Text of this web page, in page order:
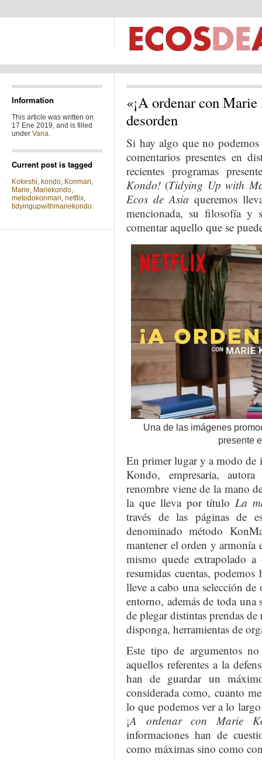
Information
This article was written on
17 Ene 2019, and is filled
under Varia.
Current post is tagged
Kokeshi, kondo, Konmari,
Marie, Mariekondo,
metodokonmari, netflix,
tidyingupwithmariekondo
«¡A ordenar con
desorden
Si hay algo que no
comentarios presentes en
recientes programas
Kondo! (Tidying Up with
Ecos de Asia queremos
mencionada, su filosofía y
comentar aquello que se
Una de las imágenes
presente
En primer lugar y a modo de
Kondo, empresaria,
renombre viene de la mano
la que lleva por título La
través de las páginas de
denominado método
mantener el orden y armonía
mismo quede extrapolado
resumidas cuentas,
lleve a cabo una selección
entorno, además de toda una
de plegar distintas prendas
disponga, herramientas de
Este tipo de argumentos
aquellos referentes a la
han de guardar un
considerada como, cuanto
lo que podemos ver a lo
¡A ordenar con Marie
informaciones han de
como máximas sino como